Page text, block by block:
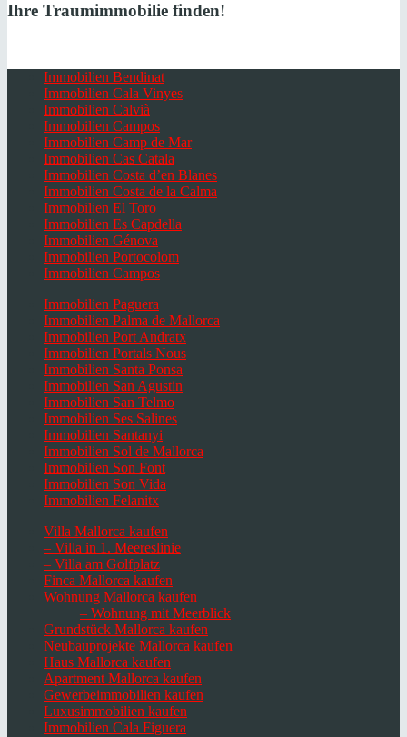
Ihre Traumimmobilie finden!
Immobilien Bendinat
Immobilien Cala Vinyes
Immobilien Calvià
Immobilien Campos
Immobilien Camp de Mar
Immobilien Cas Catala
Immobilien Costa d’en Blanes
Immobilien Costa de la Calma
Immobilien El Toro
Immobilien Es Capdella
Immobilien Génova
Immobilien Portocolom
Immobilien Campos
Immobilien Paguera
Immobilien Palma de Mallorca
Immobilien Port Andratx
Immobilien Portals Nous
Immobilien Santa Ponsa
Immobilien San Agustin
Immobilien San Telmo
Immobilien Ses Salines
Immobilien Santanyi
Immobilien Sol de Mallorca
Immobilien Son Font
Immobilien Son Vida
Immobilien Felanitx
Villa Mallorca kaufen
– Villa in 1. Meereslinie
– Villa am Golfplatz
Finca Mallorca kaufen
Wohnung Mallorca kaufen
– Wohnung mit Meerblick
Grundstück Mallorca kaufen
Neubauprojekte Mallorca kaufen
Haus Mallorca kaufen
Apartment Mallorca kaufen
Gewerbeimmobilien kaufen
Luxusimmobilien kaufen
Immobilien Cala Figuera